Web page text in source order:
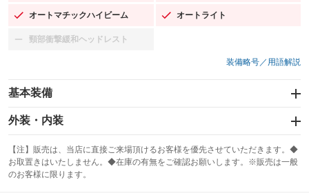
オートマチックハイビーム
：装備あり オートライト
：装備あり
頸部衝撃緩和ヘッドレスト
：装備なし
装備略号／用語解説
基本装備
エアバッグ：運転席/助手席/サイド
：装備あり
：装備なし
サンルーフ
：装備あり ABS
外装・内装
カーナビ：メモリーナビ他
：装備あり
TV：フルセグ
：装備あり
【注】販売は、当店に直接ご来場頂けるお客様を優先させていただきます。◆
お取置きはいたしません。◆在庫の有無をご確認お願いします。※販売は一般
のお客様に限ります。